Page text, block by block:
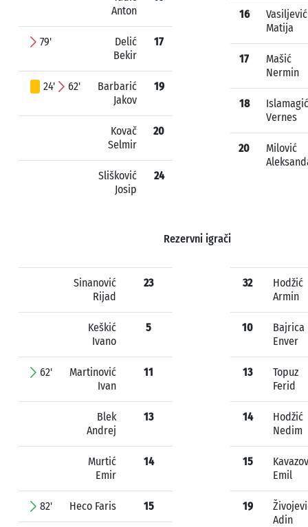
Anton
79'
Delić
Bekir
17
24' 62'
Barbarić
Jakov
19
Kovač
Selmir
20
Slišković
Josip
24
16
Vasiljević
Matija
17
Mašić
Nermin
18
Islamagić
Vernes
20
Milović
Rezervni igrači
Sinanović
Rijad
23
Keškić
Ivano
5
62'
Martinović
Ivan
11
Blek
Andrej
13
Murtić
Emir
14
82' Heco Faris 15
32
Hodžić
Armin
10
Bajrica
Enver
13
Topuz
Ferid
14
Hodžić
Nedim
15
Emil
19
Adin